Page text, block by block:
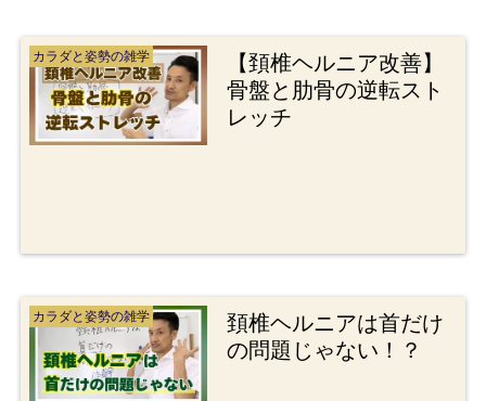
カラダと姿勢の雑学
【頚椎ヘルニア改善】
骨盤と肋骨の逆転スト
レッチ
カラダと姿勢の雑学
頚椎ヘルニアは首だけ
の問題じゃない！？